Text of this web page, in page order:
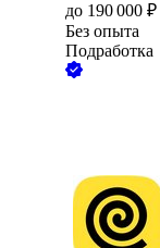
до 190 000 ₽
Без опыта
Подработка